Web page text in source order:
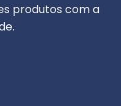
produtos com a